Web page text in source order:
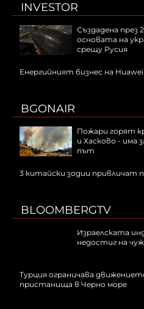
INVESTOR
Създадена през
основата на
срещу Русия
Енергийният бизнес на
BGONAIR
Пожари горят
и Хасково - има
път
3 китайски зодии привличат
BLOOMBERGTV
Израелската
недостиг на
Турция ограничава
пристанища в Черно море